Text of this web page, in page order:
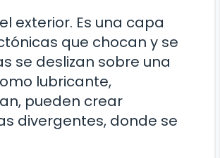
exterior. Es una capa
que chocan y se
se deslizan sobre una
lubricante,
pueden crear
divergentes, donde se